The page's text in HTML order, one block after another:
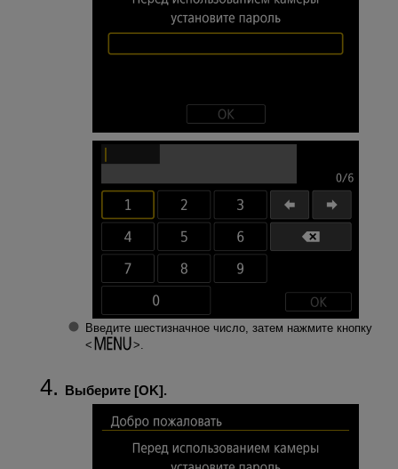
Введите шестизначное число, затем нажмите кнопку
.
Выберите [OK].